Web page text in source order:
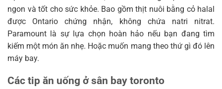
ngon và tốt cho sức khỏe. Bao gồm thịt nuôi bằng cỏ halal
được Ontario chứng nhận, không chứa natri nitrat.
Paramount là sự lựa chọn hoàn hảo nếu bạn đang tìm
kiếm một món ăn nhẹ. Hoặc muốn mang theo thứ gì đó lên
máy bay.
Các tip ăn uống ở sân bay toronto